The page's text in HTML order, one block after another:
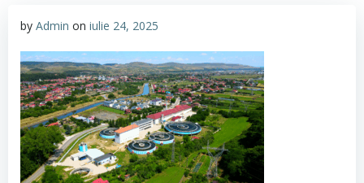
by Admin on iulie 24, 2025